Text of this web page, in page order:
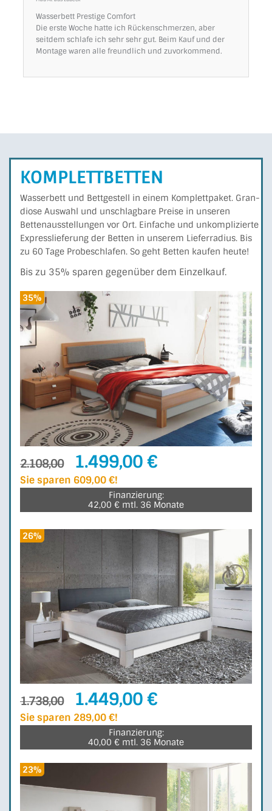
Wasserbett Prestige Comfort
Die erste Woche hatte ich Rückenschmerzen, aber
seitdem schlafe ich sehr sehr gut. Beim Kauf und der
Montage waren alle freundlich und zuvorkommend.
KOMPLETTBETTEN
Wasserbett und Bettgestell in einem Komplettpaket. Gran­
di­ose Auswahl und unschlagbare Preise in unseren
Betten­­aus­stel­lungen vor Ort. Einfache und unkomplizierte
Express­liefe­rung der Betten in unserem Liefer­ra­dius. Bis
zu 60 Tage Probe­schla­fen. So geht Betten kaufen heute!
Bis zu 35% sparen gegenüber dem Einzelkauf.
35%
2.108,00 1.499,00 €
Sie sparen 609,00 €!
Finanzierung:
42,00 € mtl. 36 Monate
26%
1.738,00 1.449,00 €
Sie sparen 289,00 €!
Finanzierung:
40,00 € mtl. 36 Monate
23%